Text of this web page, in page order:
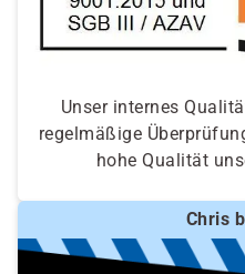
Unser internes
regelmäßige
hohe Qualität
Chris